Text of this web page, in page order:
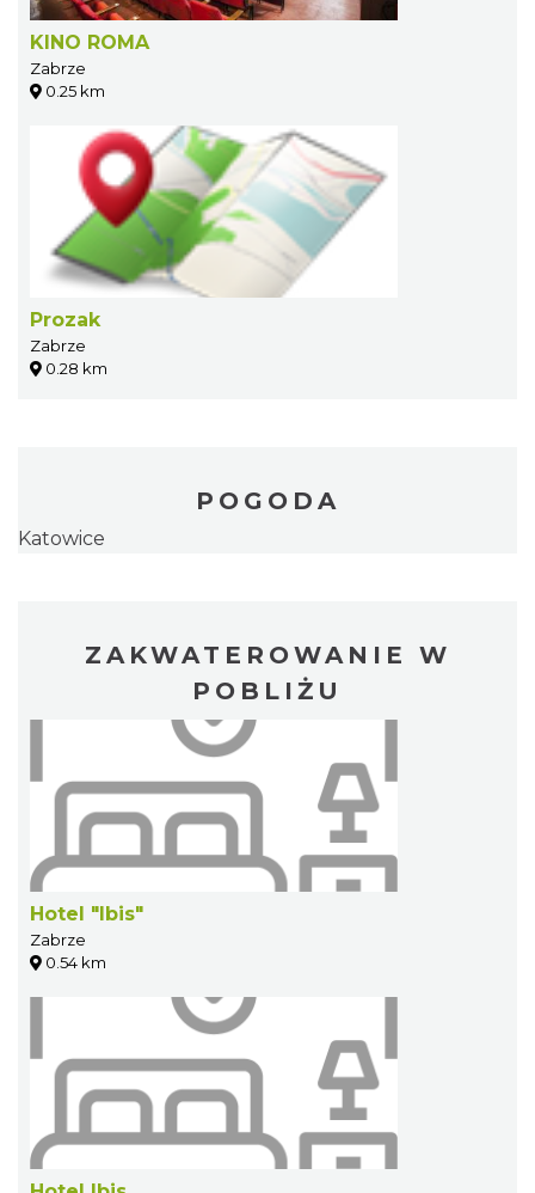
KINO ROMA
Zabrze
0.25 km
Prozak
Zabrze
0.28 km
POGODA
Katowice
ZAKWATEROWANIE W
POBLIŻU
Hotel "Ibis"
Zabrze
0.54 km